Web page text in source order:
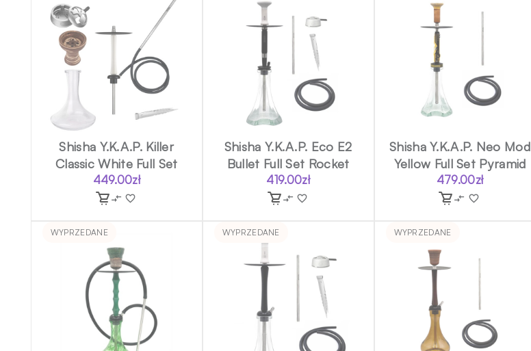
Shisha Y.K.A.P. Killer
Classic White Full Set
449.00zł
Shisha Y.K.A.P. Eco E2
Bullet Full Set Rocket
419.00zł
Shisha Y.K.A.P. Neo Mod
Yellow Full Set Pyramid
479.00zł
WYPRZEDANE WYPRZEDANE WYPRZEDANE